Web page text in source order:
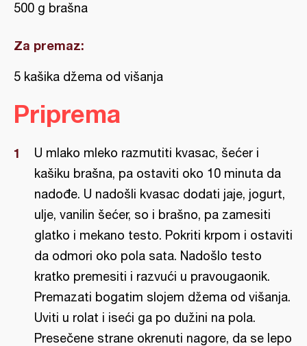
500 g brašna
Za premaz:
5 kašika džema od višanja
Priprema
U mlako mleko razmutiti kvasac, šećer i
kašiku brašna, pa ostaviti oko 10 minuta da
nadođe. U nadošli kvasac dodati jaje, jogurt,
ulje, vanilin šećer, so i brašno, pa zamesiti
glatko i mekano testo. Pokriti krpom i ostaviti
da odmori oko pola sata. Nadošlo testo
kratko premesiti i razvući u pravougaonik.
Premazati bogatim slojem džema od višanja.
Uviti u rolat i iseći ga po dužini na pola.
Presečene strane okrenuti nagore, da se lepo